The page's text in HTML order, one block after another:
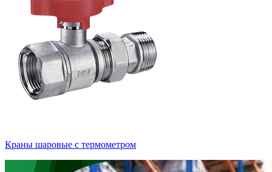
Краны шаровые с термометром